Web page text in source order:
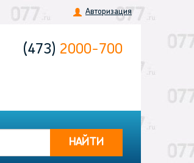
Авторизация
(473) 2000-700
НАЙТИ